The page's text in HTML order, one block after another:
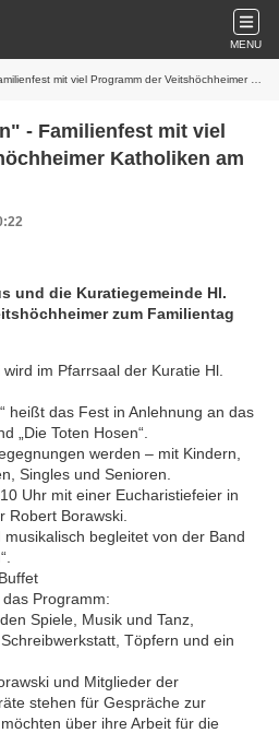
MENU
mit viel Programm der Veitshöchheimer Katholiken am 23. Juni
- Familienfest mit viel
Katholiken am
und die Kuratiegemeinde Hl.
zum Familientag
im Pfarrsaal der Kuratie Hl.
heißt das Fest in Anlehnung an das
„Die Toten Hosen“.
werden – mit Kindern,
Singles und Senioren.
Uhr mit einer Eucharistiefeier in
Robert Borawski.
musikalisch begleitet von der Band
Programm:
Spiele, Musik und Tanz,
Töpfern und ein
und Mitglieder der
stehen für Gespräche zur
über ihre Arbeit für die